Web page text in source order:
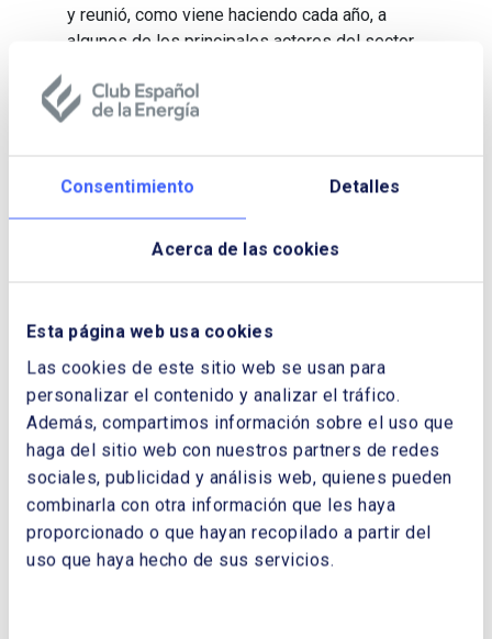
Consentimiento Detalles
Acerca de las cookies
Esta página web usa cookies
Las cookies de este sitio web se usan para
personalizar el contenido y analizar el tráfico.
Además, compartimos información sobre el uso que
haga del sitio web con nuestros partners de redes
sociales, publicidad y análisis web, quienes pueden
combinarla con otra información que les haya
proporcionado o que hayan recopilado a partir del
uso que haya hecho de sus servicios.
y reunió, como viene haciendo cada año, a
algunos de los principales actores del sector
Comité Español del World Energy Council
FUTURES: CIBERSECURITY AND
FINANCING EMERGING TRANSITIONS
EMPRESA:
CORREO ELECTRÓNICO: